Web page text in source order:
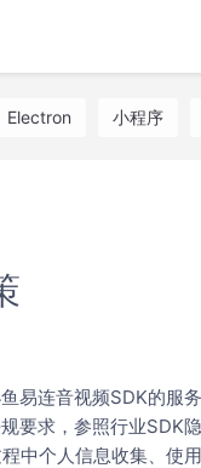
Electron 小程序
易连音视频SDK的服
要求，参照行业SDK
中个人信息收集、使